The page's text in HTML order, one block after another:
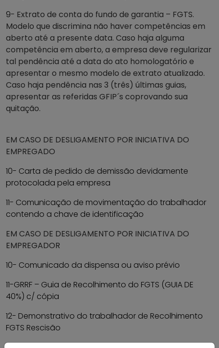
9- Extrato de conta do fundo de garantia – FGTS.
Modelo que discrimina não haver competências em
aberto até a presente data. Caso haja alguma
competência em aberto, a empresa deve regularizar
tal pendência até a data do ato homologatório e
apresentar o mesmo modelo de extrato atualizado.
Caso haja pendência nas 3 (três) últimas guias,
apresentar as referidas GFIP´s coprovando sua
quitação.
EM CASO DE DESLIGAMENTO POR INICIATIVA DO
EMPREGADO
10- Carta de pedido de demissão devidamente
protocolada pela empresa
11- Comunicação de movimentação do trabalhador
contendo a chave de identificação
EM CASO DE DESLIGAMENTO POR INICIATIVA DO
EMPREGADOR
10- Comunicado da dispensa ou aviso prévio
11-GRRF – Guia de Recolhimento do FGTS (GUIA DE
40%) c/ cópia
12- Demonstrativo do trabalhador de Recolhimento
FGTS Rescisão